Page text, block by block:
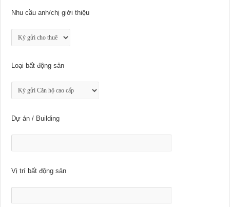
Nhu cầu anh/chị giới thiệu
Loại bất động sản
Dự án / Building
Vị trí bất động sản